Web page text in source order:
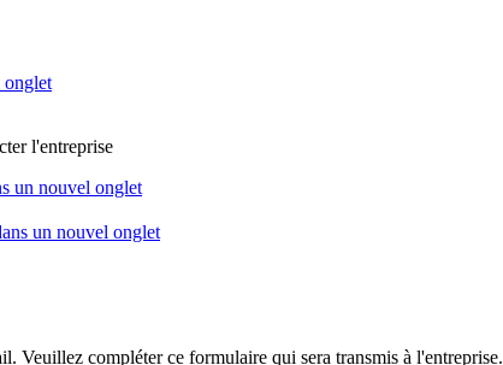
onglet
l'entreprise
un nouvel onglet
un nouvel onglet
Veuillez compléter ce formulaire qui sera transmis à l'entreprise.